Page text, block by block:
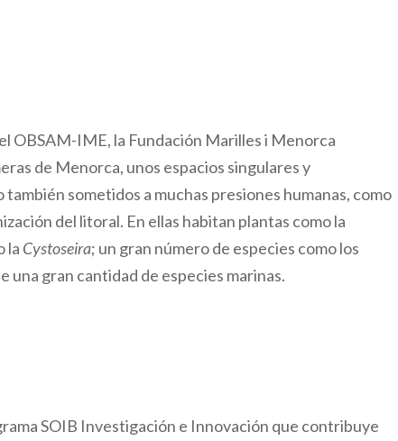
OBSAM-IME, la Fundación Marilles i Menorca
de Menorca, unos espacios singulares y
sometidos a muchas presiones humanas, como
del litoral. En ellas habitan plantas como la
la Cystoseira; un gran número de especies como los
una gran cantidad de especies marinas.
SOIB Investigación e Innovación que contribuye